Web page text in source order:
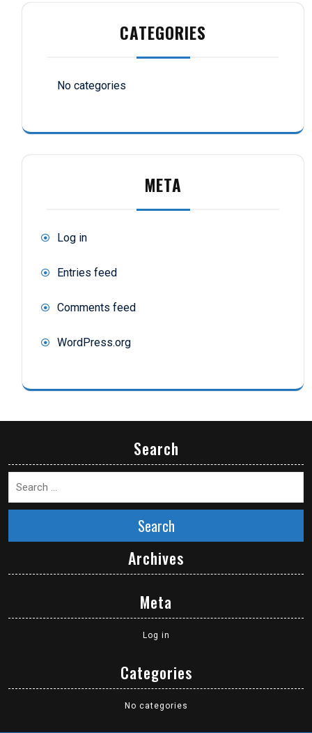
CATEGORIES
No categories
META
Log in
Entries feed
Comments feed
WordPress.org
Search
Search
Archives
Meta
Log in
Categories
No categories